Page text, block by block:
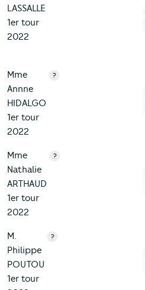
LASSALLE
1er tour
2022
Mme
Annne
HIDALGO
1er tour
2022
?
Mme
Nathalie
ARTHAUD
1er tour
2022
?
M.
Philippe
POUTOU
1er tour
?